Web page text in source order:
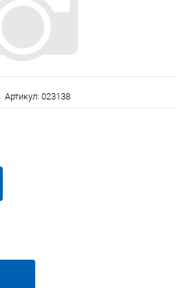
Артикул: 023138